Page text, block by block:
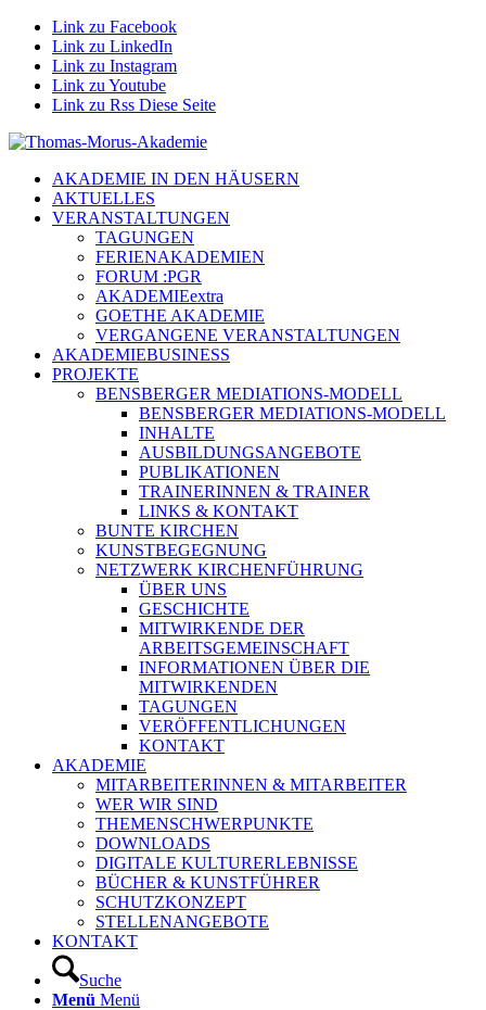
Link zu Facebook
Link zu LinkedIn
Link zu Instagram
Link zu Youtube
Link zu Rss Diese Seite
AKADEMIE IN DEN HÄUSERN
AKTUELLES
VERANSTALTUNGEN
TAGUNGEN
FERIENAKADEMIEN
FORUM :PGR
AKADEMIEextra
GOETHE AKADEMIE
VERGANGENE VERANSTALTUNGEN
AKADEMIEBUSINESS
PROJEKTE
BENSBERGER MEDIATIONS-MODELL
BENSBERGER MEDIATIONS-MODELL
INHALTE
AUSBILDUNGSANGEBOTE
PUBLIKATIONEN
TRAINERINNEN & TRAINER
LINKS & KONTAKT
BUNTE KIRCHEN
KUNSTBEGEGNUNG
NETZWERK KIRCHENFÜHRUNG
ÜBER UNS
GESCHICHTE
MITWIRKENDE DER
ARBEITSGEMEINSCHAFT
INFORMATIONEN ÜBER DIE
MITWIRKENDEN
TAGUNGEN
VERÖFFENTLICHUNGEN
KONTAKT
AKADEMIE
MITARBEITERINNEN & MITARBEITER
WER WIR SIND
THEMENSCHWERPUNKTE
DOWNLOADS
DIGITALE KULTURERLEBNISSE
BÜCHER & KUNSTFÜHRER
SCHUTZKONZEPT
STELLENANGEBOTE
KONTAKT
Suche
Menü Menü